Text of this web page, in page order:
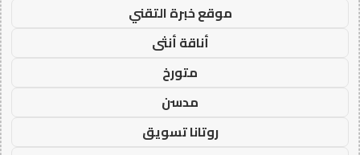
موقع خبرة التقني
أناقة أنثى
متورخ
مدسن
روتانا تسويق